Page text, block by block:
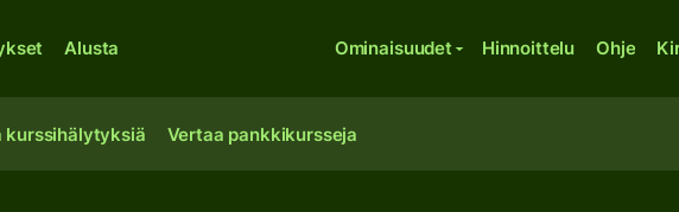
Alusta Ominaisuudet Hinnoittelu Ohje
kurssihälytyksiä Vertaa pankkikursseja